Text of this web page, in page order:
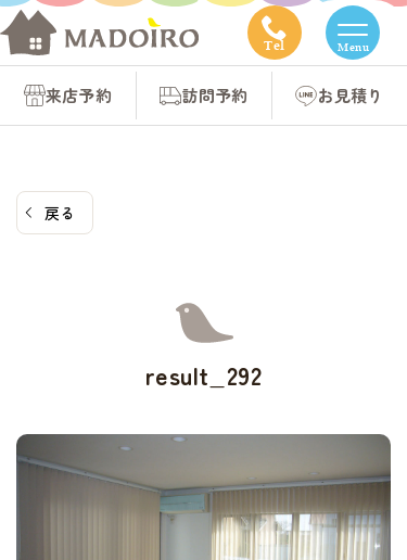
コ
ン
Tel Menu
来店予約 訪問予約 お見積り
戻る
result_292